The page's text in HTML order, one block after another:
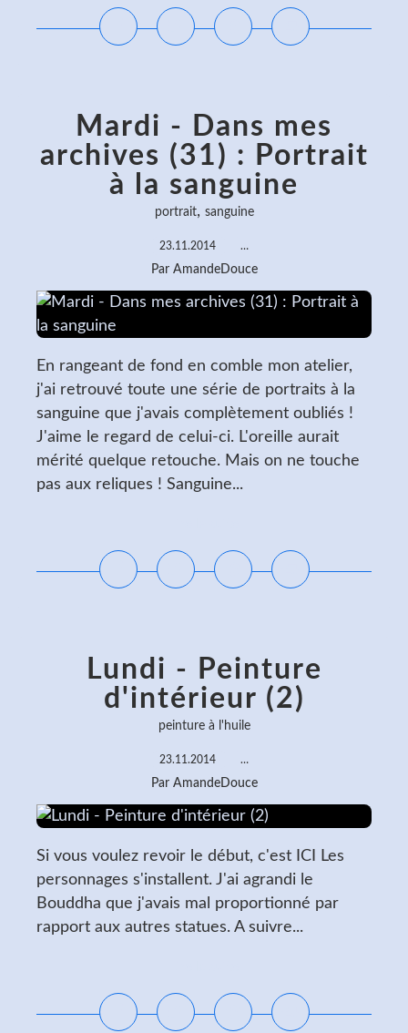
Mardi - Dans mes
archives (31) : Portrait
à la sanguine
portrait, sanguine
23.11.2014 …
Par AmandeDouce
En rangeant de fond en comble mon atelier,
j'ai retrouvé toute une série de portraits à la
sanguine que j'avais complètement oubliés !
J'aime le regard de celui-ci. L'oreille aurait
mérité quelque retouche. Mais on ne touche
pas aux reliques ! Sanguine...
Lundi - Peinture
d'intérieur (2)
peinture à l'huile
23.11.2014 …
Par AmandeDouce
Si vous voulez revoir le début, c'est ICI Les
personnages s'installent. J'ai agrandi le
Bouddha que j'avais mal proportionné par
rapport aux autres statues. A suivre...